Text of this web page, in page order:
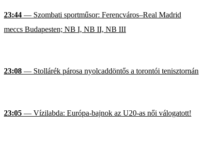
23:44 — Szombati sportműsor: Ferencváros–Real Madrid
meccs Budapesten; NB I, NB II, NB III
23:08 — Stollárék párosa nyolcaddöntős a torontói tenisztornán
23:05 — Vízilabda: Európa-bajnok az U20-as női válogatott!